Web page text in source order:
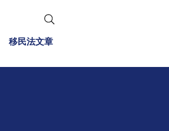
移民法文章